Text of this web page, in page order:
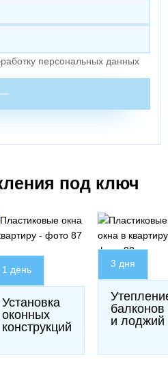
персональных данных
под ключ
1 день
Установка
оконных
конструкций
3 дня
балконов
и лоджий